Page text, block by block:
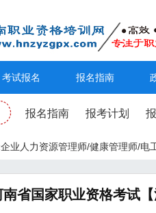
考试报名 报名指南
报名指南 报考计划
业人力资源管理师/健康管理师/电
南省国家职业资格考试